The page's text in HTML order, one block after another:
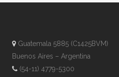
Guatemala 5885 (C1425BVM)
Buenos Aires – Argentina
(54-11) 4779-5300